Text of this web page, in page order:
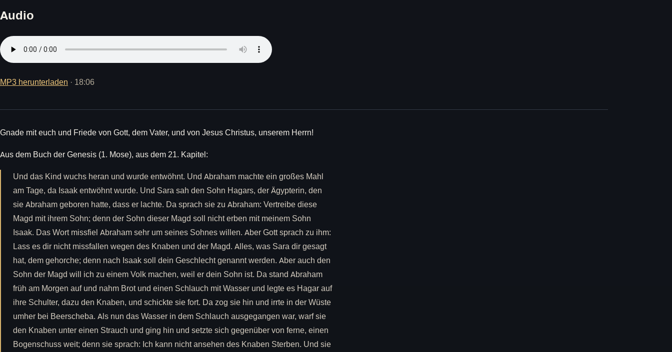
Audio
MP3 herunterladen · 18:06
Gnade mit euch und Friede von Gott, dem Vater, und von Jesus Christus, unserem Herrn!
Aus dem Buch der Genesis (1. Mose), aus dem 21. Kapitel:
Und das Kind wuchs heran und wurde entwöhnt. Und Abraham machte ein großes Mahl
am Tage, da Isaak entwöhnt wurde. Und Sara sah den Sohn Hagars, der Ägypterin, den
sie Abraham geboren hatte, dass er lachte. Da sprach sie zu Abraham: Vertreibe diese
Magd mit ihrem Sohn; denn der Sohn dieser Magd soll nicht erben mit meinem Sohn
Isaak. Das Wort missfiel Abraham sehr um seines Sohnes willen. Aber Gott sprach zu ihm:
Lass es dir nicht missfallen wegen des Knaben und der Magd. Alles, was Sara dir gesagt
hat, dem gehorche; denn nach Isaak soll dein Geschlecht genannt werden. Aber auch den
Sohn der Magd will ich zu einem Volk machen, weil er dein Sohn ist. Da stand Abraham
früh am Morgen auf und nahm Brot und einen Schlauch mit Wasser und legte es Hagar auf
ihre Schulter, dazu den Knaben, und schickte sie fort. Da zog sie hin und irrte in der Wüste
umher bei Beerscheba. Als nun das Wasser in dem Schlauch ausgegangen war, warf sie
den Knaben unter einen Strauch und ging hin und setzte sich gegenüber von ferne, einen
Bogenschuss weit; denn sie sprach: Ich kann nicht ansehen des Knaben Sterben. Und sie